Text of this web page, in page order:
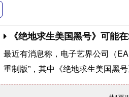
《绝地求生美国黑号》可能
最近有消息称，电子艺界公司（
重制版”，其中《绝地求生美国黑